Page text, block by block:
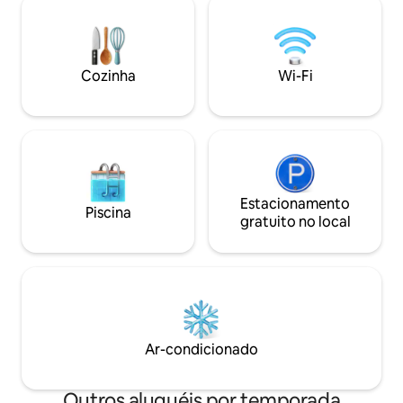
incluindo uma janela de vidro ondulada
por um antigo método de fazer e uma
lanterna muito grande.
Convenientemente localizado a cerca
Iaura, está localizado em um terreno alto
Interior de Seto.Além disso, em um dia
ensolarado, você pode relaxar e ver a lua
nascer das estrelas e da montanha dos
medida contra doenças infecciosas,
tranquilidade.O edifício principal
também é fino na varanda, e há áreas
onde as crianças podem ser perigosas,
por isso, reserve o "Anexo" para crianças
fundamental. Atrás do edifício estão os
que você
para o mar de Onna
não deixe de ler a
(“Outras
está disponível
superfície, mas
própria entrada,
desfrutar de sua
de edifício único]. ★ Observações sobre
a acomodação de
menos) Como a
entenda isso ao
de 12 anos ou
Cozinha Wi-Fi
Piscina
Estacionamento
gratuito no local
Ar-condicionado